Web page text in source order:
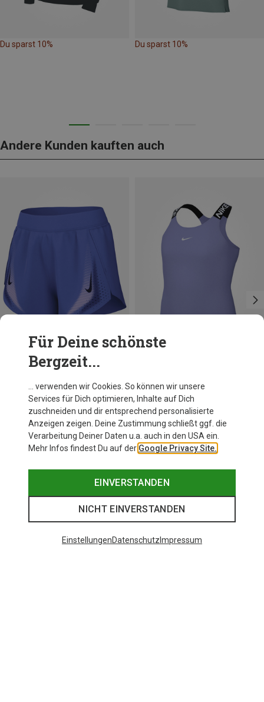
Du sparst 10% Du sparst 10%
Andere Kunden kauften auch
Damen Aeroswift Shorts
S
Für Deine schönste
Bergzeit...
… verwenden wir Cookies. So können wir unsere
Services für Dich optimieren, Inhalte auf Dich
zuschneiden und dir entsprechend personalisierte
Anzeigen zeigen. Deine Zustimmung schließt ggf. die
Verarbeitung Deiner Daten u.a. auch in den USA ein.
Mehr Infos findest Du auf der Google Privacy Site.
EINVERSTANDEN
NICHT EINVERSTANDEN
EinstellungenDatenschutz Impressum